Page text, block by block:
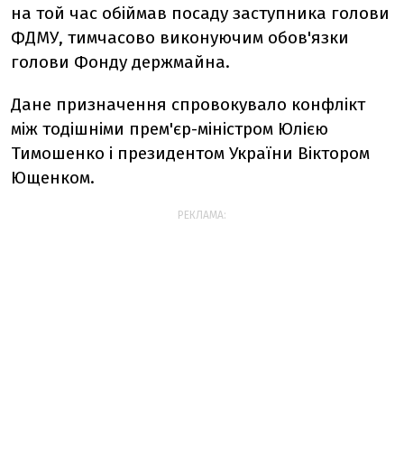
на той час обіймав посаду заступника голови
ФДМУ, тимчасово виконуючим обов'язки
голови Фонду держмайна.
Дане призначення спровокувало конфлікт
між тодішніми прем'єр-міністром Юлією
Тимошенко і президентом України Віктором
Ющенком.
РЕКЛАМА: